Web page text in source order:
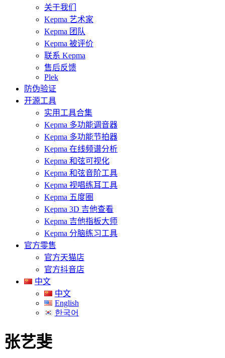
关于我们
Kepma 艺术家
Kepma 团队
Kepma 被评价
联系 Kepma
售后反馈
Plek
防伪验证
开源工具
实用工具合集
Kepma 多功能调音器
Kepma 多功能节拍器
Kepma 在线频谱分析
Kepma 和弦可视化
Kepma 和弦音阶工具
Kepma 视唱练耳工具
Kepma 五度圈
Kepma 3D 吉他查看
Kepma 吉他指板大师
Kepma 分脑练习工具
官方零售
官方天猫店
官方抖音店
中文
中文
English
한국어
张艺斐